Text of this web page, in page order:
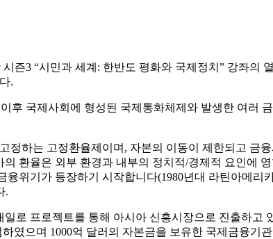
즌3 “시민과 세계: 한반도 평화와 국제정치” 강좌의
.
국제사회에 형성된 국제통화체제와 발생한 여러
하는 고정환율제이며, 자본의 이동이 제한되고 금
환율은 외부 환경과 내부의 정치적/경제적 요인에
위기가 등장하기 시작합니다(1980년대 라틴아메리
.
로 프로젝트를 통해 아시아 신흥시장으로 진출하고
였으며 1000억 달러의 자본금을 보유한 국제금융기